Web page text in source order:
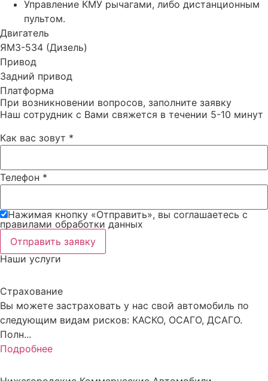
Управление КМУ рычагами, либо дистанционным
пультом.
Двигатель
ЯМЗ-534 (Дизель)
Привод
Задний привод
Платформа
При возникновении вопросов, заполните заявку
Наш сотрудник с Вами свяжется в течении 5-10 минут
Как вас зовут *
Телефон *
Нажимая кнопку «Отправить», вы соглашаетесь c
правилами обработки данных
Отправить заявку
Наши услуги
Страхование
Вы можете застраховать у нас свой автомобиль по
следующим видам рисков: КАСКО, ОСАГО, ДСАГО.
Полн...
Подробнее